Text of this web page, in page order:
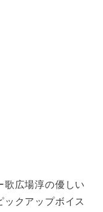
歌広場淳の優しい
クアップボイス